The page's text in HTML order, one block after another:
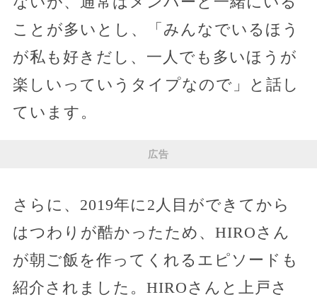
ことが多いとし、「みんなでいるほう
が私も好きだし、一人でも多いほうが
楽しいっていうタイプなので」と話し
ています。
広告
さらに、2019年に2人目ができてから
はつわりが酷かったため、HIROさん
が朝ご飯を作ってくれるエピソードも
紹介されました。HIROさんと上戸さ